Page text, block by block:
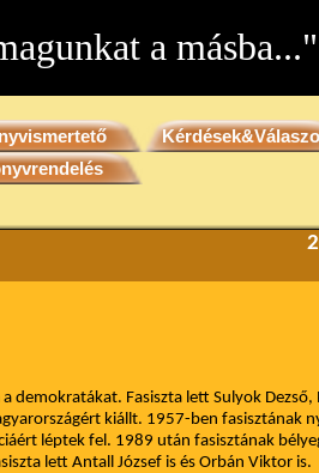
a
demokratákat. Fasiszta lett Sulyok Dezső,
kiállt. 1957-ben fasisztának
léptek fel. 1989 után fasisztának
lett Antall József is és Orbán Viktor is.